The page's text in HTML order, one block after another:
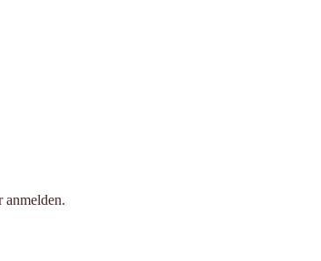
anmelden.